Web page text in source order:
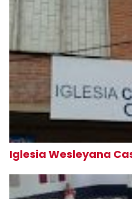
Iglesia Wesleyana